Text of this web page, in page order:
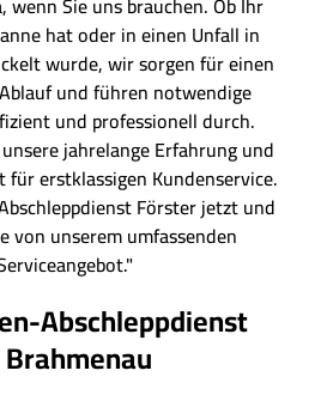
hat oder in einen Unfall in
wurde, wir sorgen für einen
und führen notwendige
und professionell durch.
jahrelange Erfahrung und
für erstklassigen Kundenservice.
Förster jetzt und
von unserem umfassenden
Abschleppdienst